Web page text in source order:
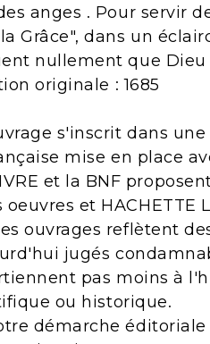
anges . Pour servir
Grâce", dans un
nullement que
originale : 1685
s'inscrit dans
mise en place
et la BNF
oeuvres et
ouvrages reflètent
jugés
pas moins à
ou historique.
démarche